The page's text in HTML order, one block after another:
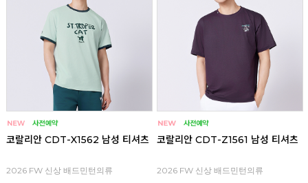
코랄리안 CDT-X1562 남성 티셔츠
2026 FW 신상 배드민턴의류
코랄리안 CDT-Z1561 남성 티셔츠
2026 FW 신상 배드민턴의류